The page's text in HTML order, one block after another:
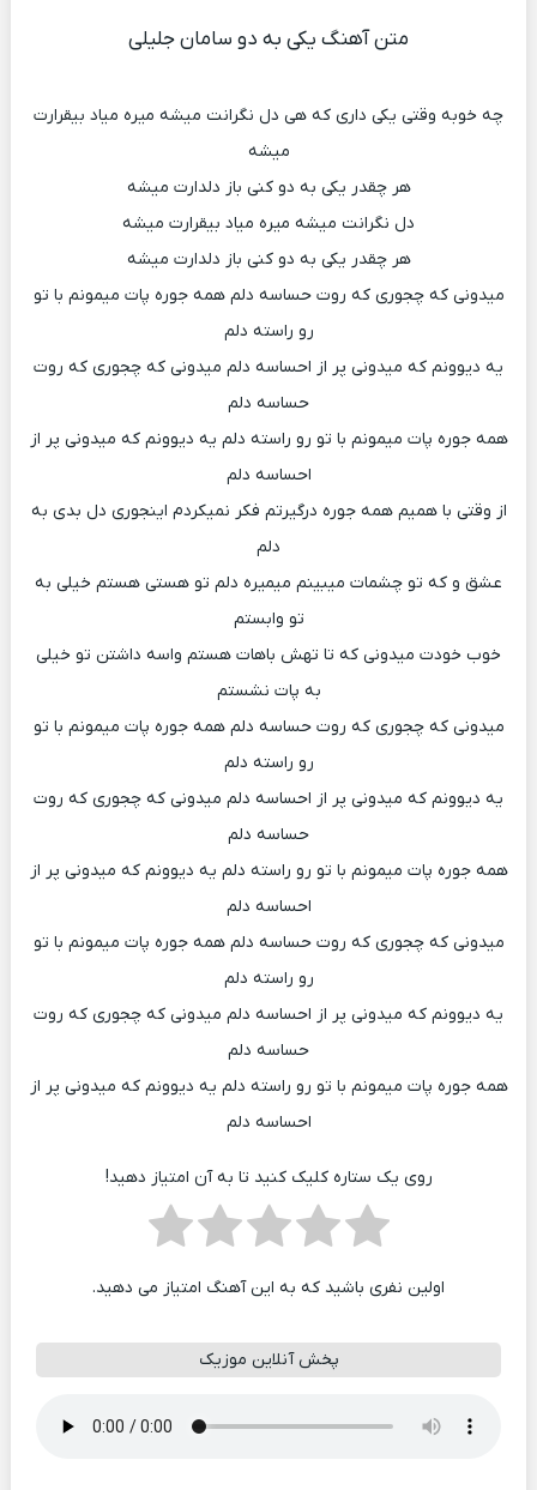
متن آهنگ یکی به دو سامان جلیلی
چه خوبه وقتی یکی داری که هی دل نگرانت میشه میره میاد بیقرارت
میشه
هر چقدر یکی به دو کنی باز دلدارت میشه
دل نگرانت میشه میره میاد بیقرارت میشه
هر چقدر یکی به دو کنی باز دلدارت میشه
میدونی که چجوری که روت حساسه دلم همه جوره پات میمونم با تو
رو راسته دلم
یه دیوونم که میدونی پر از احساسه دلم میدونی که چجوری که روت
حساسه دلم
همه جوره پات میمونم با تو رو راسته دلم یه دیوونم که میدونی پر از
احساسه دلم
از وقتی با همیم همه جوره درگیرتم فکر نمیکردم اینجوری دل بدی به
دلم
عشق و که تو چشمات میبینم میمیره دلم تو هستی هستم خیلی به
تو وابستم
خوب خودت میدونی که تا تهش باهات هستم واسه داشتن تو خیلی
به پات نشستم
میدونی که چجوری که روت حساسه دلم همه جوره پات میمونم با تو
رو راسته دلم
یه دیوونم که میدونی پر از احساسه دلم میدونی که چجوری که روت
حساسه دلم
همه جوره پات میمونم با تو رو راسته دلم یه دیوونم که میدونی پر از
احساسه دلم
میدونی که چجوری که روت حساسه دلم همه جوره پات میمونم با تو
رو راسته دلم
یه دیوونم که میدونی پر از احساسه دلم میدونی که چجوری که روت
حساسه دلم
همه جوره پات میمونم با تو رو راسته دلم یه دیوونم که میدونی پر از
احساسه دلم
روی یک ستاره کلیک کنید تا به آن امتیاز دهید!
اولین نفری باشید که به این آهنگ امتیاز می دهید.
پخش آنلاین موزیک